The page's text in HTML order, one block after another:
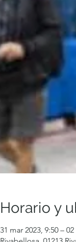
Horario y
31 mar 2023, 9:50 –